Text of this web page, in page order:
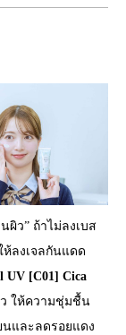
ว” ถ้าไม่ลงเบส
ลงเจลกันแดด
UV [C01] Cica
ว ให้ความชุ่มชื้น
นและลดรอยแดง